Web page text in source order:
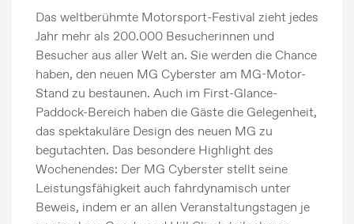
Das weltberühmte Motorsport-Festival zieht jedes
Jahr mehr als 200.000 Besucherinnen und
Besucher aus aller Welt an. Sie werden die Chance
haben, den neuen MG Cyberster am MG-Motor-
Stand zu bestaunen. Auch im First-Glance-
Paddock-Bereich haben die Gäste die Gelegenheit,
das spektakuläre Design des neuen MG zu
begutachten. Das besondere Highlight des
Wochenendes: Der MG Cyberster stellt seine
Leistungsfähigkeit auch fahrdynamisch unter
Beweis, indem er an allen Veranstaltungstagen je